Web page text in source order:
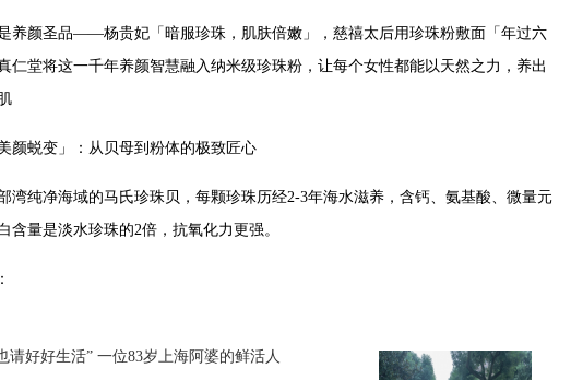
养颜圣品——杨贵妃「暗服珍珠，肌肤倍嫩」，慈禧太后用珍珠粉敷面「年过六
仁堂将这一千年养颜智慧融入纳米级珍珠粉，让每个女性都能以天然之力，养出
颜蜕变」：从贝母到粉体的极致匠心
湾纯净海域的马氏珍珠贝，每颗珍珠历经2-3年海水滋养，含钙、氨基酸、微量元
含量是淡水珍珠的2倍，抗氧化力更强。
请好好生活” 一位83岁上海阿婆的鲜活人